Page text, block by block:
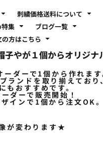
刺繍価格送料について
集
ブログ一覧
方はこちら
やが１個からオリジナ
ーダー で1個から作れます
ンドを取り揃えており、
おすすめです。
ダーで販売開始！
インで1個から注文OK。
が変わります★